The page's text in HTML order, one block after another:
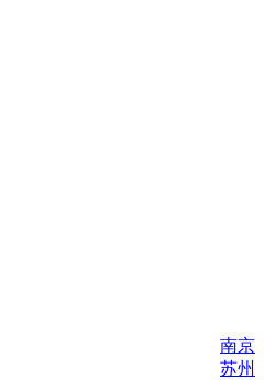
南京
苏州